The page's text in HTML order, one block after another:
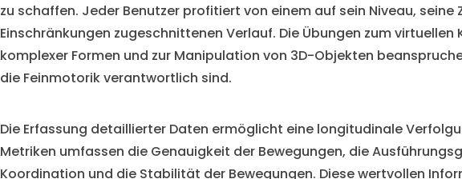
zu schaffen. Jeder Benutzer profitiert von einem auf sein Niveau, seine
Einschränkungen zugeschnittenen Verlauf. Die Übungen zum virtuellen
komplexer Formen und zur Manipulation von 3D-Objekten
die Feinmotorik verantwortlich sind.
Die Erfassung detaillierter Daten ermöglicht eine longitudinale
Metriken umfassen die Genauigkeit der Bewegungen, die
Koordination und die Stabilität der Bewegungen. Diese wertvollen